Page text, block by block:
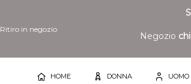
Ritiro in negozio
Negozio
HOME DONNA UOMO